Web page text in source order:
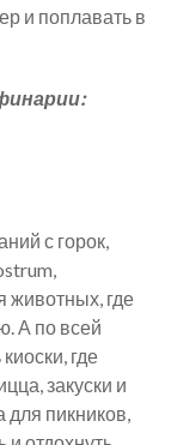
и поплавать в
с горок,
животных, где
А по всей
где
закуски и
для пикников,